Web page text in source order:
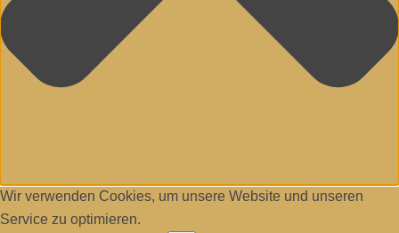
Wir verwenden Cookies, um unsere Website und unseren
Service zu optimieren.